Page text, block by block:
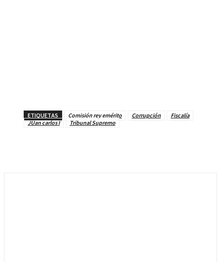
ETIQUETAS Comisión rey emérito Corrupción
Fiscalía
JUan carlos I
Tribunal Supremo